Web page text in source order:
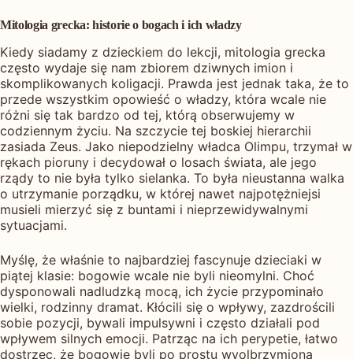
Mitologia grecka: historie o bogach i ich władzy
Kiedy siadamy z dzieckiem do lekcji, mitologia grecka
często wydaje się nam zbiorem dziwnych imion i
skomplikowanych koligacji. Prawda jest jednak taka, że to
przede wszystkim opowieść o władzy, która wcale nie
różni się tak bardzo od tej, którą obserwujemy w
codziennym życiu. Na szczycie tej boskiej hierarchii
zasiada Zeus. Jako niepodzielny władca Olimpu, trzymał w
rękach pioruny i decydował o losach świata, ale jego
rządy to nie była tylko sielanka. To była nieustanna walka
o utrzymanie porządku, w której nawet najpotężniejsi
musieli mierzyć się z buntami i nieprzewidywalnymi
sytuacjami.
Myślę, że właśnie to najbardziej fascynuje dzieciaki w
piątej klasie: bogowie wcale nie byli nieomylni. Choć
dysponowali nadludzką mocą, ich życie przypominało
wielki, rodzinny dramat. Kłócili się o wpływy, zazdrościli
sobie pozycji, bywali impulsywni i często działali pod
wpływem silnych emocji. Patrząc na ich perypetie, łatwo
dostrzec, że bogowie byli po prostu wyolbrzymioną